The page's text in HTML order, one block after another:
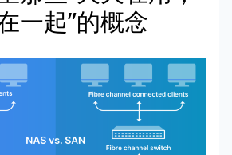
一起”的概念